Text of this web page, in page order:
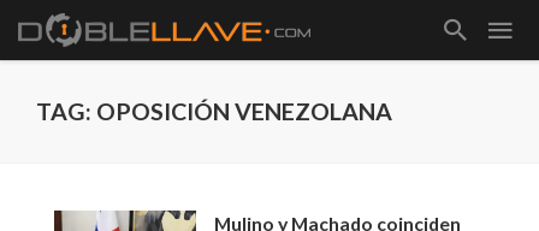
TAG: OPOSICIÓN VENEZOLANA
Mulino y Machado coinciden